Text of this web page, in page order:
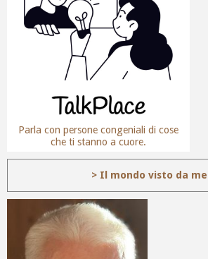
Parla con persone congeniali di cose
che ti stanno a cuore.
> Il mondo visto da